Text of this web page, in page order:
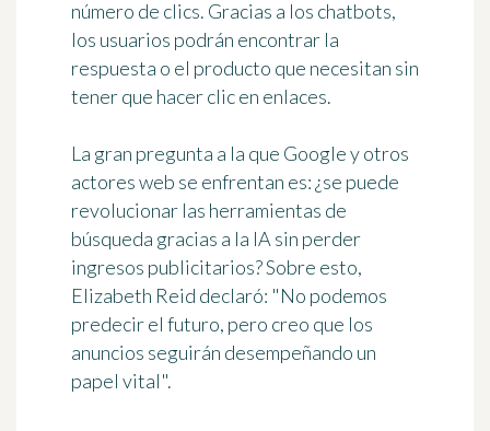
número de clics. Gracias a los chatbots,
los usuarios podrán encontrar la
respuesta o el producto que necesitan sin
tener que hacer clic en enlaces.
La gran pregunta a la que Google y otros
actores web se enfrentan es: ¿se puede
revolucionar las herramientas de
búsqueda gracias a la IA sin perder
ingresos publicitarios? Sobre esto,
Elizabeth Reid declaró: "No podemos
predecir el futuro, pero creo que los
anuncios seguirán desempeñando un
papel vital".